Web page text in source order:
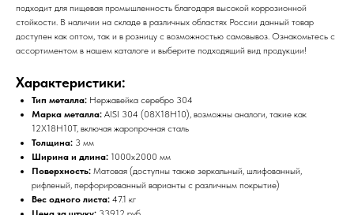
подходит для пищевая промышленность благодаря высокой коррозионной
стойкости. В наличии на складе в различных областях России данный товар
доступен как оптом, так и в розницу с возможностью самовывоз. Ознакомьтесь с
ассортиментом в нашем каталоге и выберите подходящий вид продукции!
Характеристики:
Тип металла: Нержавейка серебро 304
Марка металла: AISI 304 (08Х18Н10), возможны аналоги, такие как
12Х18Н10Т, включая жаропрочная сталь
Толщина: 3 мм
Ширина и длина: 1000х2000 мм
Поверхность: Матовая (доступны также зеркальный, шлифованный,
рифленый, перфорированный варианты с различным покрытие)
Вес одного листа: 47.1 кг